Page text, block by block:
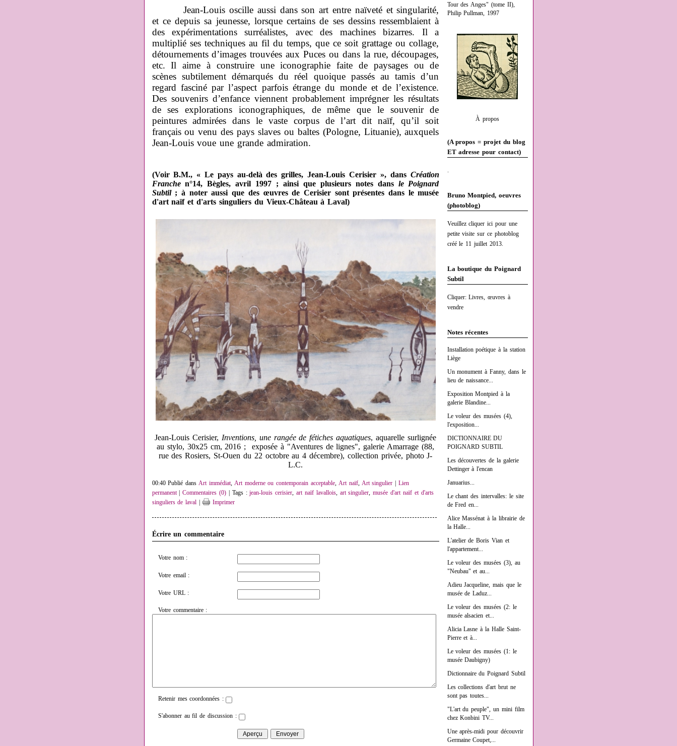
Tour des Anges" (tome II),
Philip Pullman, 1997
À propos
(A propos = projet du blog
ET adresse pour contact)
.
Bruno Montpied, oeuvres
(photoblog)
Veuillez cliquer ici pour une
petite visite sur ce photoblog
créé le 11 juillet 2013.
La boutique du Poignard
Subtil
Cliquer: Livres, œuvres à
vendre
Notes récentes
Installation poétique à la station
Liège
Un monument à Fanny, dans le
lieu de naissance...
Exposition Montpied à la
galerie Blandine...
Le voleur des musées (4),
l'exposition...
DICTIONNAIRE DU
POIGNARD SUBTIL
Les découvertes de la galerie
Dettinger à l'encan
Januarius...
Le chant des intervalles: le site
de Fred en...
Alice Massénat à la librairie de
la Halle...
L'atelier de Boris Vian et
l'appartement...
Le voleur des musées (3), au
"Neubau" et au...
Adieu Jacqueline, mais que le
musée de Laduz...
Le voleur des musées (2: le
musée alsacien et...
Alicia Lasne à la Halle Saint-
Pierre et à...
Le voleur des musées (1: le
musée Daubigny)
Dictionnaire du Poignard Subtil
Les collections d'art brut ne
sont pas toutes...
"L'art du peuple", un mini film
chez Konbini TV...
Une après-midi pour découvrir
Germaine Coupet,...
Jean-Louis oscille aussi dans son art entre naïveté et singularité,
et ce depuis sa jeunesse, lorsque certains de ses dessins ressemblaient à
des expérimentations surréalistes, avec des machines bizarres. Il a
multiplié ses techniques au fil du temps, que ce soit grattage ou collage,
détournements d’images trouvées aux Puces ou dans la rue, découpages,
etc. Il aime à construire une iconographie faite de paysages ou de
scènes subtilement démarqués du réel quoique passés au tamis d’un
regard fasciné par l’aspect parfois étrange du monde et de l’existence.
Des souvenirs d’enfance viennent probablement imprégner les résultats
de ses explorations iconographiques, de même que le souvenir de
peintures admirées dans le vaste corpus de l’art dit naïf, qu’il soit
français ou venu des pays slaves ou baltes (Pologne, Lituanie), auxquels
Jean-Louis voue une grande admiration.
(Voir B.M., « Le pays au-delà des grilles, Jean-Louis Cerisier », dans Création
Franchen°14, Bègles, avril 1997 ; ainsi que plusieurs notes dans le Poignard
Subtil ; à noter aussi que des œuvres de Cerisier sont présentes dans le musée
d'art naïf et d'arts singuliers du Vieux-Château à Laval)
Jean-Louis Cerisier, Inventions, une rangée de fétiches aquatiques, aquarelle surlignée
au stylo, 30x25 cm, 2016 ; exposée à "Aventures de lignes", galerie Amarrage (88,
rue des Rosiers, St-Ouen du 22 octobre au 4 décembre), collection privée, photo J-
L.C.
00:40 Publié dansArt immédiat, Art moderne ou contemporain acceptable, Art naïf, Art singulier |Lien
permanent|Commentaires (0) | Tags :jean-louis cerisier,art naïf lavallois, art singulier,musée d'art naïf et d'arts
singuliers de laval
Imprimer
Écrire un commentaire
Votre nom :
Votre email :
Votre URL :
Votre commentaire :
Retenir mes coordonnées :
S'abonner au fil de discussion :